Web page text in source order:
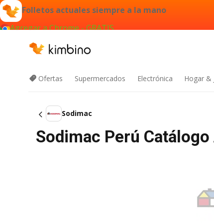
Folletos actuales siempre a la mano
Agregar a Chrome - GRATIS
Ofertas Supermercados Electrónica Hogar &
Sodimac
Sodimac Perú